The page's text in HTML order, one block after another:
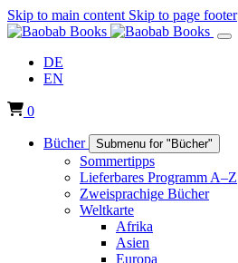
Skip to main content Skip to page footer
DE
EN
0
Bücher Submenu for "Bücher"
Sommertipps
Lieferbares Programm A–Z
Zweisprachige Bücher
Weltkarte
Afrika
Asien
Europa